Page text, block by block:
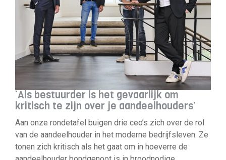
‘Als bestuurder is het gevaarlijk om
kritisch te zijn over je aandeelhouders’
Aan onze rondetafel buigen drie ceo’s zich over de rol
van de aandeelhouder in het moderne bedrijfsleven. Ze
tonen zich kritisch als het gaat om in hoeverre de